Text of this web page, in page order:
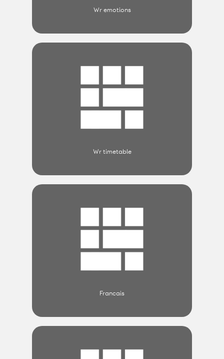
Wr emotions
Wr timetable
Francais